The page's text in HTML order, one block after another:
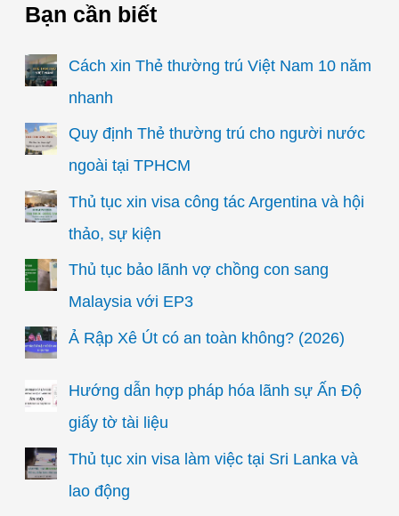
Bạn cần biết
Cách xin Thẻ thường trú Việt Nam 10 năm
nhanh
Quy định Thẻ thường trú cho người nước
ngoài tại TPHCM
Thủ tục xin visa công tác Argentina và hội
thảo, sự kiện
Thủ tục bảo lãnh vợ chồng con sang
Malaysia với EP3
Ả Rập Xê Út có an toàn không? (2026)
Hướng dẫn hợp pháp hóa lãnh sự Ấn Độ
giấy tờ tài liệu
Thủ tục xin visa làm việc tại Sri Lanka và
lao động